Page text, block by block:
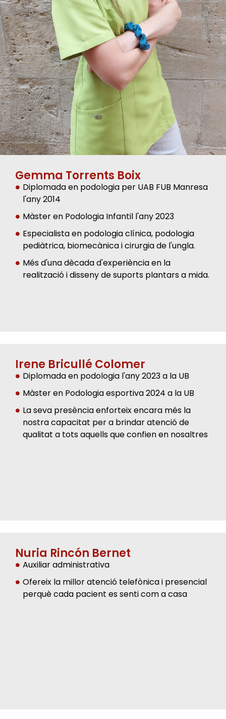
Gemma Torrents Boix
Diplomada en podologia per UAB FUB Manresa
l'any 2014
Màster en Podologia Infantil l'any 2023
Especialista en podologia clínica, podologia
pediàtrica, biomecànica i cirurgia de l'ungla.
Més d'una dècada d'experiència en la
realització i disseny de suports plantars a mida.
Irene Bricullé Colomer
Diplomada en podologia l'any 2023 a la UB
Màster en Podologia esportiva 2024 a la UB
La seva presència enforteix encara més la
nostra capacitat per a brindar atenció de
qualitat a tots aquells que confien en nosaltres
Nuria Rincón Bernet
Auxiliar administrativa
Ofereix la millor atenció telefònica i presencial
perquè cada pacient es senti com a casa